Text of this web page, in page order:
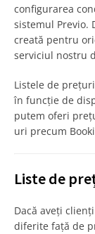
configurarea
sistemul Previo.
creată pentru
serviciul nostru
Listele de
în funcție de
putem oferi
uri precum
Liste de
Dacă aveți
diferite față de